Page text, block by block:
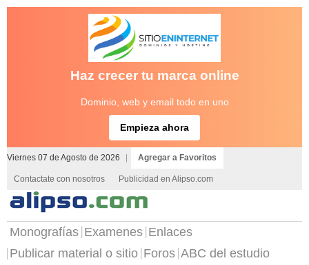
Haz crecer tu marca online
Dominio, web y email todo en uno
Empieza ahora
Viernes 07 de Agosto de 2026 Agregar a Favoritos
Contactate con nosotros Publicidad en Alipso.com
Monografías Examenes Enlaces
Publicar material o sitio Foros ABC del estudio